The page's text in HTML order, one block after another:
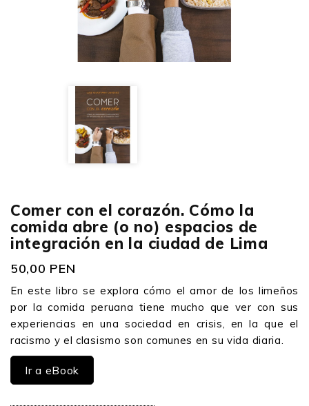
Comer con el corazón. Cómo la
comida abre (o no) espacios de
integración en la ciudad de Lima
50,00 PEN
En este libro se explora cómo el amor de los limeños
por la comida peruana tiene mucho que ver con sus
experiencias en una sociedad en crisis, en la que el
racismo y el clasismo son comunes en su vida diaria.
Ir a eBook